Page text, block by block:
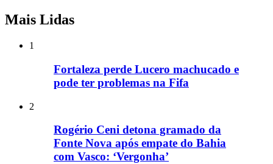
Mais Lidas
1
Fortaleza perde Lucero machucado e
pode ter problemas na Fifa
2
Rogério Ceni detona gramado da
Fonte Nova após empate do Bahia
com Vasco: ‘Vergonha’